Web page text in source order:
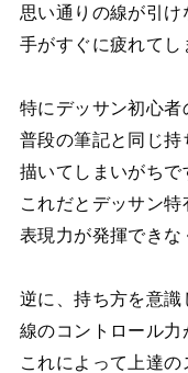
思い通りの線が引け
手がすぐに疲れてし
特にデッサン初心者
普段の筆記と同じ持
描いてしまいがちで
これだとデッサン特
表現力が発揮できな
逆に、持ち方を意識
線のコントロール力
これによって上達の